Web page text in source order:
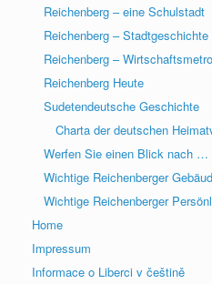
Reichenberg – eine Schulstadt
Reichenberg –
Reichenberg –
Reichenberg Heute
Sudetendeutsche Geschichte
Charta der deutschen
Werfen Sie einen Blick nach …
Wichtige Reichenberger
Wichtige Reichenberger
Home
Impressum
Informace o Liberci v češtině